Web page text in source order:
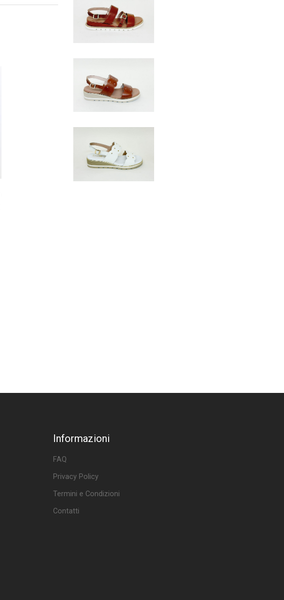
Informazioni
FAQ
Privacy Policy
Termini e Condizioni
Contatti